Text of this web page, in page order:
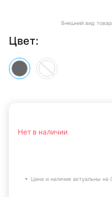
Внешний вид
Цвет:
Нет в наличии
Цена и наличие актуальны на